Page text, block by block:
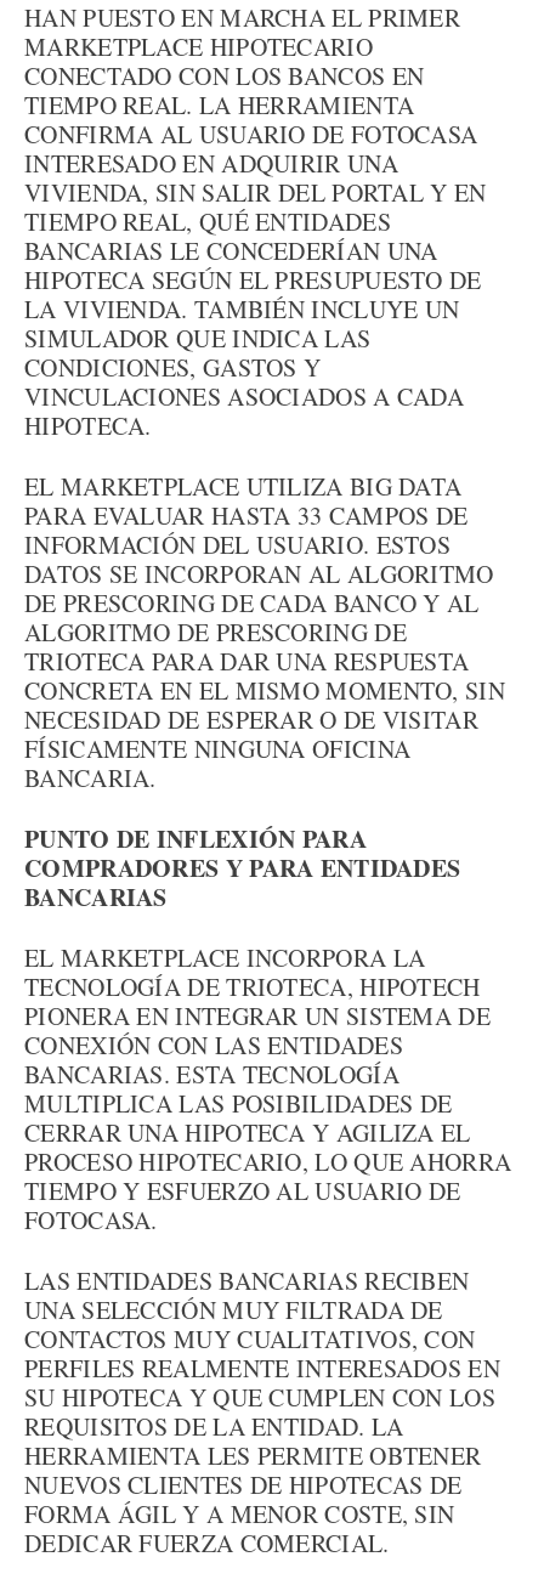
HAN PUESTO EN MARCHA EL PRIMER
MARKETPLACE HIPOTECARIO
CONECTADO CON LOS BANCOS EN
TIEMPO REAL. LA HERRAMIENTA
CONFIRMA AL USUARIO DE FOTOCASA
INTERESADO EN ADQUIRIR UNA
VIVIENDA, SIN SALIR DEL PORTAL Y EN
TIEMPO REAL, QUÉ ENTIDADES
BANCARIAS LE CONCEDERÍAN UNA
HIPOTECA SEGÚN EL PRESUPUESTO DE
LA VIVIENDA. TAMBIÉN INCLUYE UN
SIMULADOR QUE INDICA LAS
CONDICIONES, GASTOS Y
VINCULACIONES ASOCIADOS A CADA
HIPOTECA.
EL MARKETPLACE UTILIZA BIG DATA
PARA EVALUAR HASTA 33 CAMPOS DE
INFORMACIÓN DEL USUARIO. ESTOS
DATOS SE INCORPORAN AL ALGORITMO
DE PRESCORING DE CADA BANCO Y AL
ALGORITMO DE PRESCORING DE
TRIOTECA PARA DAR UNA RESPUESTA
CONCRETA EN EL MISMO MOMENTO, SIN
NECESIDAD DE ESPERAR O DE VISITAR
FÍSICAMENTE NINGUNA OFICINA
BANCARIA.
PUNTO DE INFLEXIÓN PARA
COMPRADORES Y PARA ENTIDADES
BANCARIAS
EL MARKETPLACE INCORPORA LA
TECNOLOGÍA DE TRIOTECA, HIPOTECH
PIONERA EN INTEGRAR UN SISTEMA DE
CONEXIÓN CON LAS ENTIDADES
BANCARIAS. ESTA TECNOLOGÍA
MULTIPLICA LAS POSIBILIDADES DE
CERRAR UNA HIPOTECA Y AGILIZA EL
PROCESO HIPOTECARIO, LO QUE AHORRA
TIEMPO Y ESFUERZO AL USUARIO DE
FOTOCASA.
LAS ENTIDADES BANCARIAS RECIBEN
UNA SELECCIÓN MUY FILTRADA DE
CONTACTOS MUY CUALITATIVOS, CON
PERFILES REALMENTE INTERESADOS EN
SU HIPOTECA Y QUE CUMPLEN CON LOS
REQUISITOS DE LA ENTIDAD. LA
HERRAMIENTA LES PERMITE OBTENER
NUEVOS CLIENTES DE HIPOTECAS DE
FORMA ÁGIL Y A MENOR COSTE, SIN
DEDICAR FUERZA COMERCIAL.